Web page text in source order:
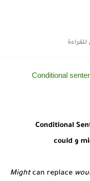
Conditional
Conditional
Mightcan replace